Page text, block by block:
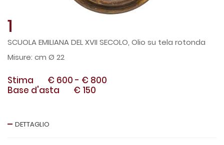
1
SCUOLA EMILIANA DEL XVII SECOLO, Olio su tela rotonda
cm Ø 22
Stima € 600 - € 800
Base d'asta
€ 150
DETTAGLIO